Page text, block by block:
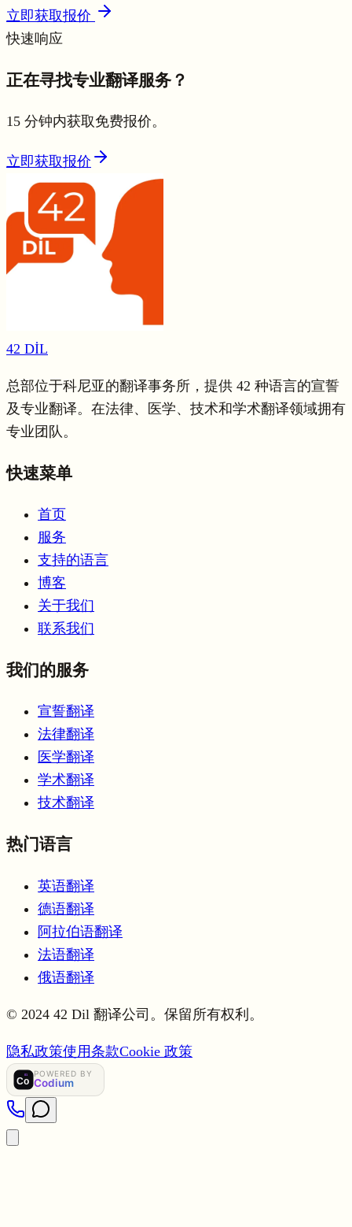
立即获取报价
快速响应
正在寻找专业翻译服务？
15 分钟内获取免费报价。
立即获取报价
42 DİL
总部位于科尼亚的翻译事务所，提供 42 种语言的宣誓
及专业翻译。在法律、医学、技术和学术翻译领域拥有
专业团队。
快速菜单
首页
服务
支持的语言
博客
关于我们
联系我们
我们的服务
宣誓翻译
法律翻译
医学翻译
学术翻译
技术翻译
热门语言
英语翻译
德语翻译
阿拉伯语翻译
法语翻译
俄语翻译
© 2024 42 Dil 翻译公司。保留所有权利。
隐私政策使用条款Cookie 政策
Co
01 POWERED BY
Codium